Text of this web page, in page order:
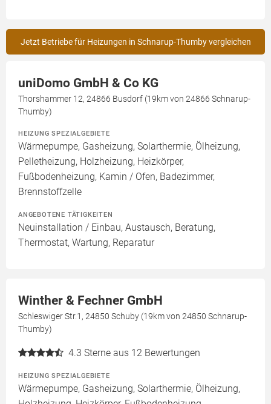
Jetzt Betriebe für Heizungen in Schnarup-Thumby vergleichen
uniDomo GmbH & Co KG
Thorshammer 12, 24866 Busdorf (19km von 24866 Schnarup-
Thumby)
HEIZUNG SPEZIALGEBIETE
Wärmepumpe, Gasheizung, Solarthermie, Ölheizung,
Pelletheizung, Holzheizung, Heizkörper,
Fußbodenheizung, Kamin / Ofen, Badezimmer,
Brennstoffzelle
ANGEBOTENE TÄTIGKEITEN
Neuinstallation / Einbau, Austausch, Beratung,
Thermostat, Wartung, Reparatur
Winther & Fechner GmbH
Schleswiger Str.1, 24850 Schuby (19km von 24850 Schnarup-
Thumby)
4.3 Sterne aus 12 Bewertungen
HEIZUNG SPEZIALGEBIETE
Wärmepumpe, Gasheizung, Solarthermie, Ölheizung,